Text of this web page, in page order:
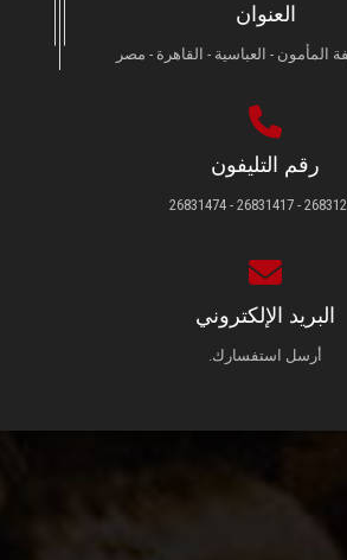
العنوان
المأمون - العباسية - القاهرة - مصر
رقم التليفون
26831231 - 26831417 -
البريد الإلكتروني
أرسل استفسارك.